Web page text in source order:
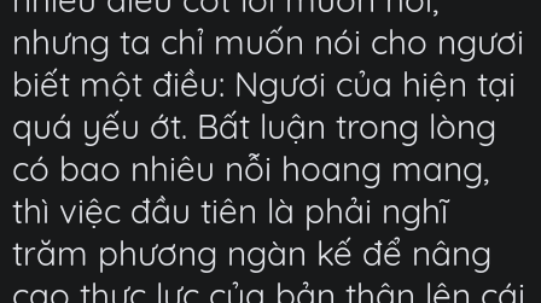
nhưng ta chỉ muốn nói cho ngươi
biết một điều: Ngươi của hiện tại
quá yếu ớt. Bất luận trong lòng
có bao nhiêu nỗi hoang mang,
thì việc đầu tiên là phải nghĩ
trăm phương ngàn kế để nâng